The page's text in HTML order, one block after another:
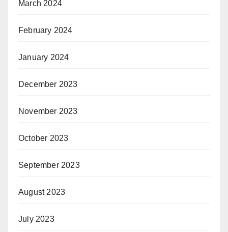
March 2024
February 2024
January 2024
December 2023
November 2023
October 2023
September 2023
August 2023
July 2023